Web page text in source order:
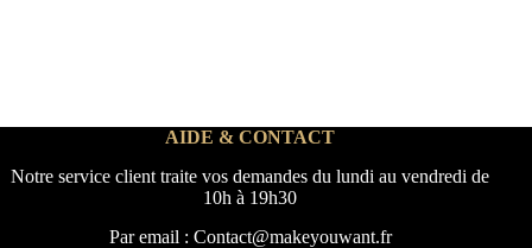
AIDE & CONTACT
Notre service client traite vos demandes du lundi au vendredi de
10h à 19h30
Par email : Contact@makeyouwant.fr